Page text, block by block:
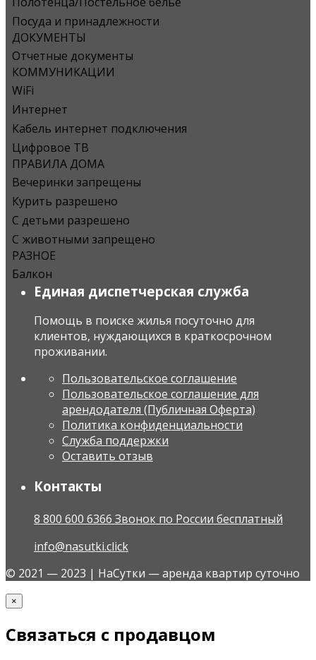
Посуда и принадлежности
ДОКУМЕНТЫ
Отчетные документы
КОММУНИКАЦИИ
WiFi
Интернет
Кабель интернет подключения
Цифровое ТВ
ПРАВИЛА ДОМА
Вечеринки запрещены
Курить разрешено
С детьми разрешено
С животными запрещено
РАЗНОЕ
Балкон
Единая диспетчерская служба
Помощь в поиске жилья посуточно для
клиентов, нуждающихся в краткосрочном
проживании.
Пользовательское соглашение
Пользовательское соглашение для
арендодателя (Публичная Оферта)
Политика конфиденциальности
Служба поддержки
Оставить отзыв
Контакты
8 800 600 6366 Звонок по России бесплатный
info@nasutki.click
© 2021 — 2023 | НаСутки — аренда квартир суточно
×
Связаться с продавцом